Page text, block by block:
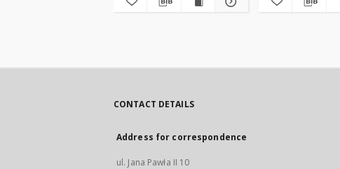
CONTACT DETAILS
Address for correspondence
ul. Jana Pawła II 10